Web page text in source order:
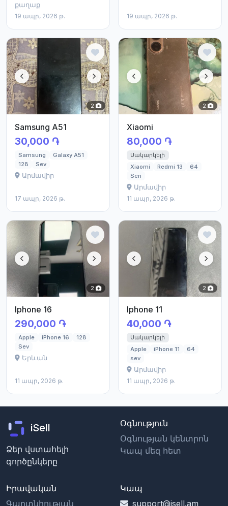
քաղաք
19 ապր, 2026 թ.
19 ապր, 2026 թ.
2
Samsung A51
30,000 ֏
Samsung
Galaxy A51
128
Sev
Արմավիր
17 ապր, 2026 թ.
2
Xiaomi
80,000 ֏
Սակարկելի
Xiaomi
Redmi 13
64
Seri
Արմավիր
11 ապր, 2026 թ.
2
Iphone 16
290,000 ֏
Apple iPhone 16
128
Sev
Երևան
11 ապր, 2026 թ.
2
Iphone 11
40,000 ֏
Սակարկելի
Apple
iPhone 11
64
sev
Արմավիր
11 ապր, 2026 թ.
iSell
Ձեր վստահելի
գործընկերը
Օգնություն
Օգնության կենտրոն
Կապ մեզ հետ
Իրավական
Գաղտնիության
Կապ
support@isell.am